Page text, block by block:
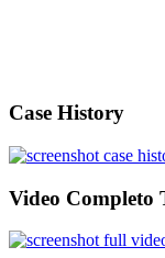
Case History
Video Completo